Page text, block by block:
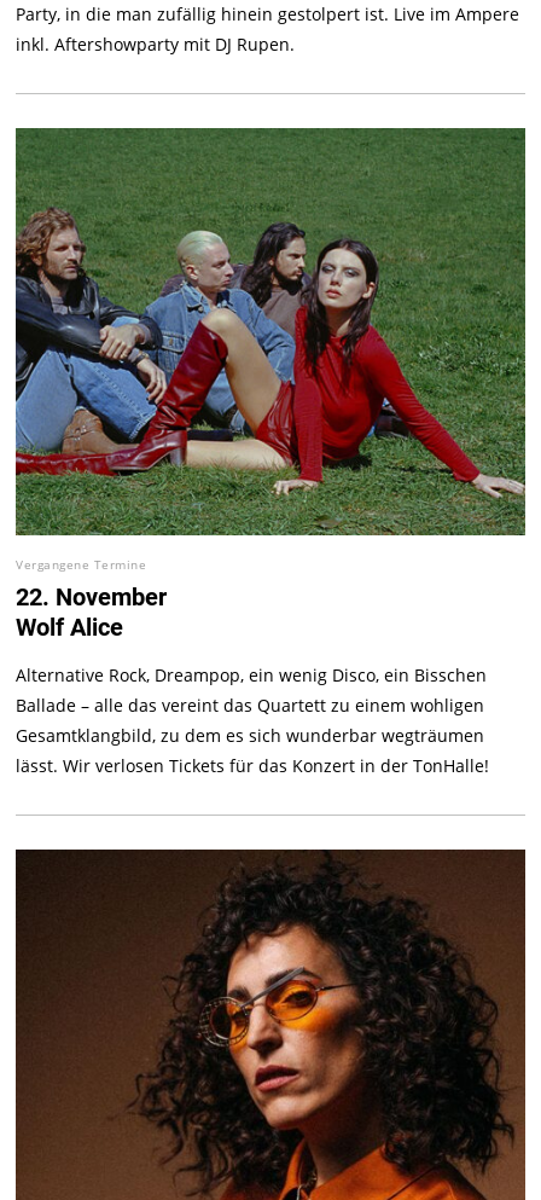
Party, in die man zufällig hinein gestolpert ist. Live im Ampere
inkl. Aftershowparty mit DJ Rupen.
Vergangene Termine
22. November
Wolf Alice
Alternative Rock, Dreampop, ein wenig Disco, ein Bisschen
Ballade – alle das vereint das Quartett zu einem wohligen
Gesamtklangbild, zu dem es sich wunderbar wegträumen
lässt. Wir verlosen Tickets für das Konzert in der TonHalle!